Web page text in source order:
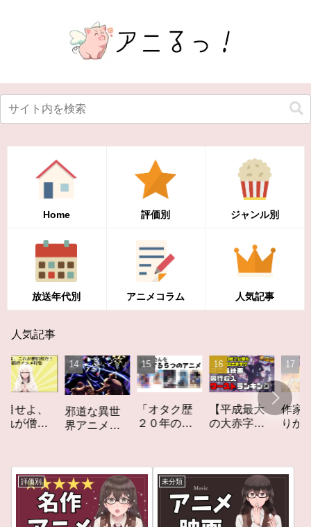
Home 評価別 ジャンル別
放送年代別 アニメコラム 人気記事
人気記事
、
侶
ア
邪道な異世
界アニメ
ビュー
「オタク歴
２０年の私
メ」アニメ
コラム #私を
構成する5つ
のアニメ
【平成最大
の大赤字】
メ映画興行
収入ワース
トランキン
グ【平成
版】
作家性の搾
りかす「果
ト」レビュ
ー
評価別 未分類